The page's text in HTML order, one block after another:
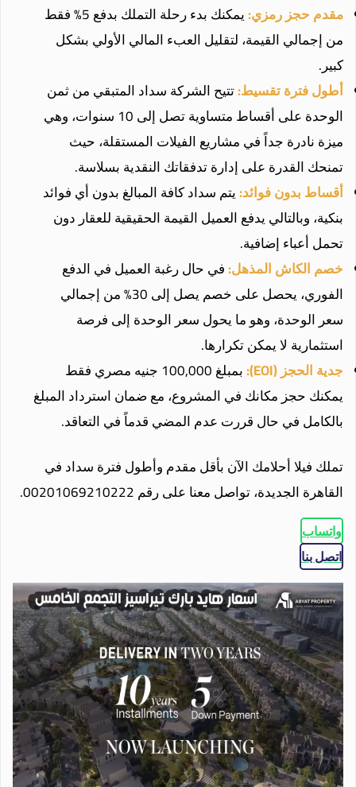
مقدم حجز رمزي:
يمكنك بدء رحلة التملك بدفع 5% فقط
من إجمالي القيمة، لتقليل العبء المالي الأولي بشكل
كبير.
أطول فترة تقسيط:تتيح الشركة سداد المتبقي من ثمن
الوحدة على أقساط متساوية تصل إلى 10 سنوات، وهي
ميزة نادرة جداً في مشاريع الفيلات المستقلة، حيث
تمنحك القدرة على إدارة تدفقاتك النقدية بسلاسة.
أقساط بدون فوائد:يتم سداد كافة المبالغ بدون أي فوائد
بنكية، وبالتالي يدفع العميل القيمة الحقيقية للعقار دون
تحمل أعباء إضافية.
خصم الكاش المذهل:في حال رغبة العميل في الدفع
الفوري، يحصل على خصم يصل إلى 30% من إجمالي
سعر الوحدة، وهو ما يحول سعر الوحدة إلى فرصة
استثمارية لا يمكن تكرارها.
جدية الحجز (EOI):
بمبلغ 100,000 جنيه مصري فقط
يمكنك حجز مكانك في المشروع، مع ضمان استرداد المبلغ
بالكامل في حال قررت عدم المضي قدماً في التعاقد.
تملك فيلا أحلامك الآن بأقل مقدم وأطول فترة سداد في
القاهرة الجديدة، تواصل معنا على رقم 00201069210222.
واتساب
اتصل بنا